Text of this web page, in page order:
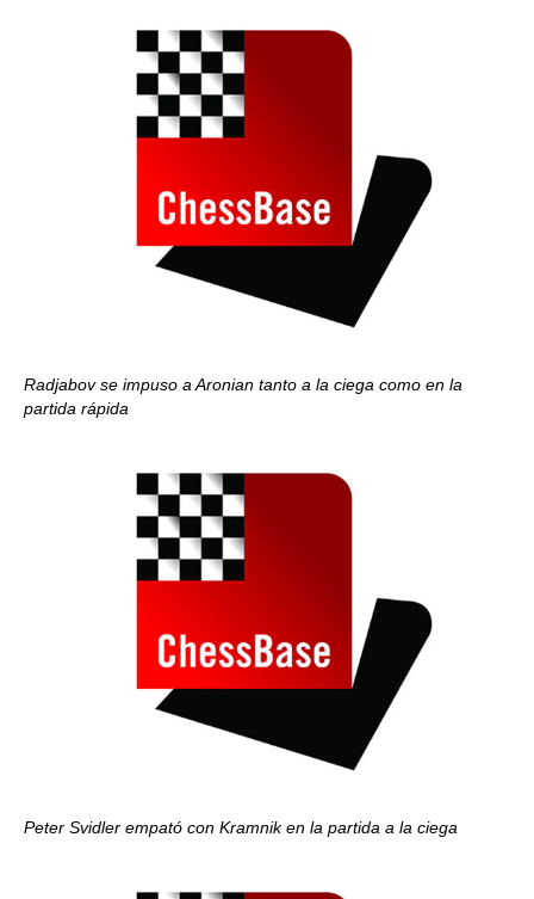
Radjabov se impuso a Aronian tanto a la ciega como en la
partida rápida
Peter Svidler empató con Kramnik en la partida a la ciega